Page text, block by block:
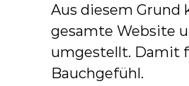
Aus diesem
gesamte Website
umgestellt. Damit
Bauchgefühl.